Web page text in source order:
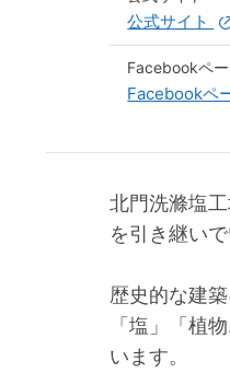
公式サイト
Facebookペ
Facebookペ
北門洗滌塩
を引き継いで
歴史的な建
「塩」「植
います。